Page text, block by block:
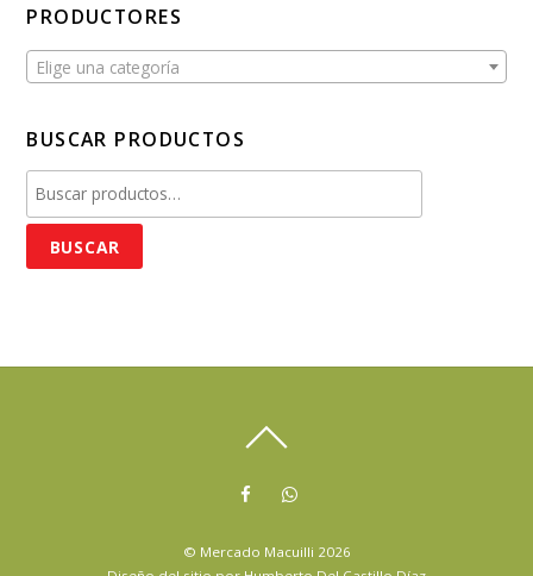
PRODUCTORES
Elige una categoría
BUSCAR PRODUCTOS
Buscar
por:
BUSCAR
© Mercado Macuilli 2026